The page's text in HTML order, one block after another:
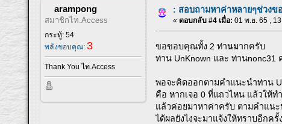
arampong
สมาชิกไท.Access
กระทู้: 54
พลังขอบคุณ: 3
Thank You ไท.Access
: สอบถามหาค่าหลายๆช่วงข
« ตอบกลับ #4 เมื่อ: 01 พ.ย. 65 ,
ขอขอบคุณทั้ง 2 ท่านมากครับ
ท่าน UnKnown และ ท่านnonc31
พอจะคิดออกตามคำแนะนำท่าน
คือ หากเจอ 0 ที่แถวไหน แล้วให้ท
แล้วค่อยมาหาค่าครับ ตามคำแน
ได้ผลยังไงจะมาแจ้งให้ทราบอีกครั้